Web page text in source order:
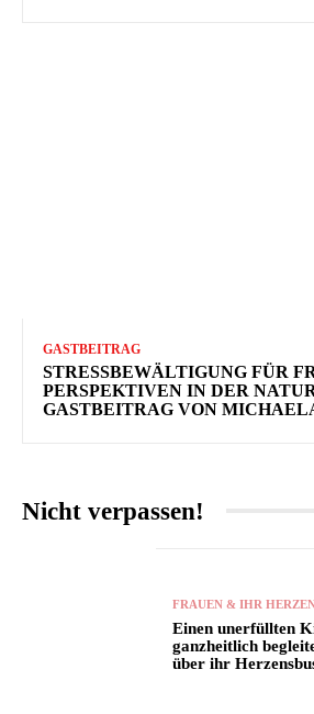
GASTBEITRAG
STRESSBEWÄLTIGUNG FÜR
PERSPEKTIVEN IN DER
GASTBEITRAG VON
Nicht verpassen!
FRAUEN & IHR
Einen unerfüllten
ganzheitlich
über ihr